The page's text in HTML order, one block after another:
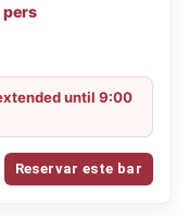
pers
until 9:00
Reservar este bar